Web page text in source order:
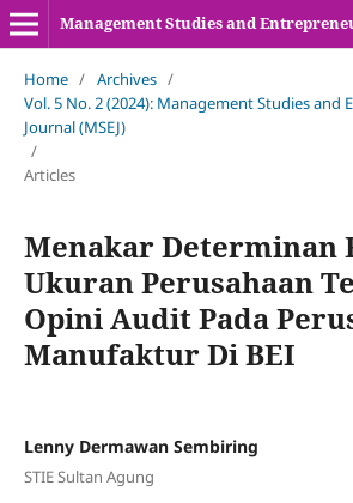
Management Studies and
Home / Archives /
Vol. 5 No. 2 (2024): Management Studies and
Journal (MSEJ)
/
Articles
Menakar Determinan
Ukuran Perusahaan
Opini Audit Pada
Manufaktur Di BEI
Lenny Dermawan Sembiring
STIE Sultan Agung